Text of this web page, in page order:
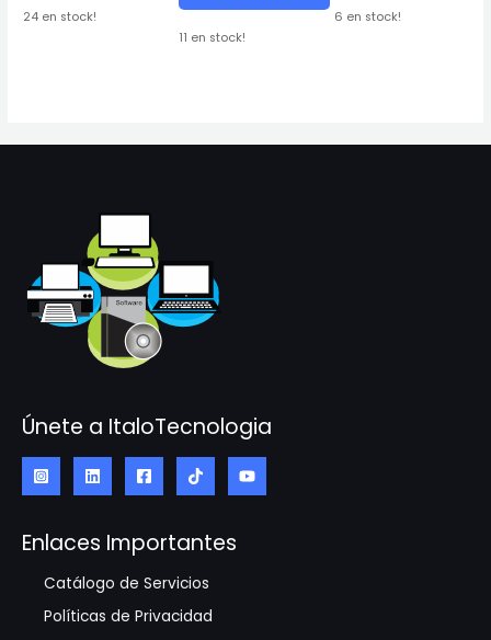
24 en stock!
11 en stock!
6 en stock!
Únete a ItaloTecnologia
Enlaces Importantes
Catálogo de Servicios
Políticas de Privacidad